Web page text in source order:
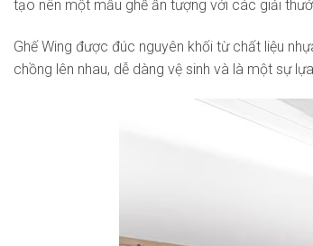
tạo nên một mẫu ghế ấn tượng với các giải
Ghế Wing được đúc nguyên khối từ chất liệu
chồng lên nhau, dễ dàng vệ sinh và là một sự